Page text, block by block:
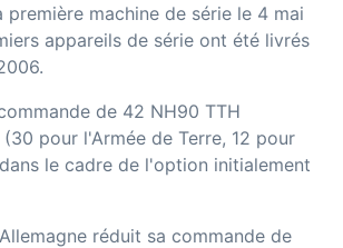
première machine de série le 4 mai
appareils de série ont été livrés
de 42 NH90 TTH
pour l'Armée de Terre, 12 pour
le cadre de l'option initialement
réduit sa commande de